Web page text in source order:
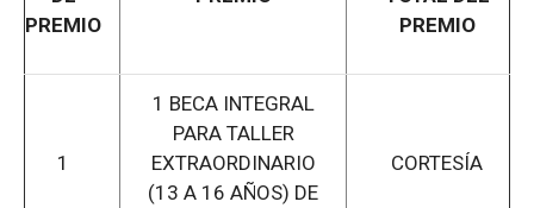
PREMIO
PREMIO
1
1 BECA INTEGRAL
PARA TALLER
EXTRAORDINARIO
(13 A 16 AÑOS) DE
CORTESÍA